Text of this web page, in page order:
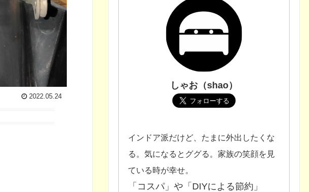
2022.05.24
しゃお（shao）
インドア派だけど、たまに外出したくな
る。気になるとググる。家族の笑顔を見
ている時が幸せ。
「コスパ」や「DIYによる節約」